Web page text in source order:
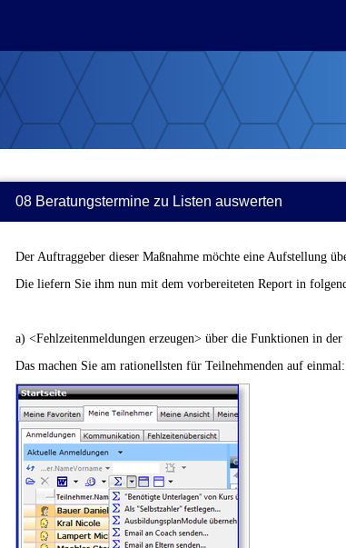
08 Beratungstermine zu Listen auswerten
Der Auftraggeber dieser Maßnahme möchte eine Aufstellung
Die liefern Sie ihm nun mit dem vorbereiteten Report in
a) <Fehlzeitenmeldungen erzeugen> über die Funktionen in
Das machen Sie am rationellsten für Teilnehmenden auf